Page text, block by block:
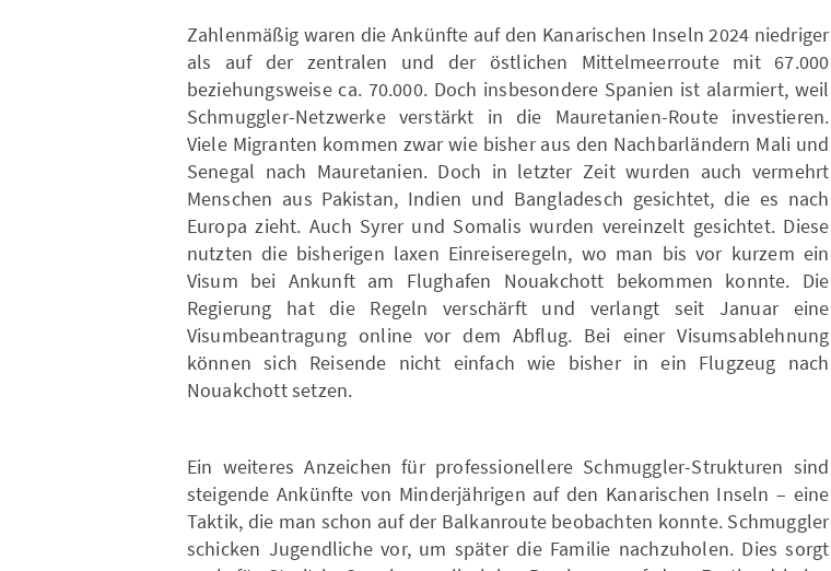
Zahlenmäßig waren die Ankünfte auf den Kanarischen Inseln 2024 niedriger
als auf der zentralen und der östlichen Mittelmeerroute mit 67.000
beziehungsweise ca. 70.000. Doch insbesondere Spanien ist alarmiert, weil
Schmuggler-Netzwerke verstärkt in die Mauretanien-Route investieren.
Viele Migranten kommen zwar wie bisher aus den Nachbarländern Mali und
Senegal nach Mauretanien. Doch in letzter Zeit wurden auch vermehrt
Menschen aus Pakistan, Indien und Bangladesch gesichtet, die es nach
Europa zieht. Auch Syrer und Somalis wurden vereinzelt gesichtet. Diese
nutzten die bisherigen laxen Einreiseregeln, wo man bis vor kurzem ein
Visum bei Ankunft am Flughafen Nouakchott bekommen konnte. Die
Regierung hat die Regeln verschärft und verlangt seit Januar eine
Visumbeantragung online vor dem Abflug. Bei einer Visumsablehnung
können sich Reisende nicht einfach wie bisher in ein Flugzeug nach
Nouakchott setzen.
Ein weiteres Anzeichen für professionellere Schmuggler-Strukturen sind
steigende Ankünfte von Minderjährigen auf den Kanarischen Inseln – eine
Taktik, die man schon auf der Balkanroute beobachten konnte. Schmuggler
schicken Jugendliche vor, um später die Familie nachzuholen. Dies sorgt